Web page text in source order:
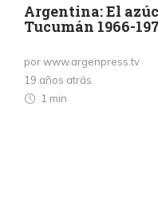
Argentina: El
Tucumán 1966-
por www.argenpress.tv
19 años atrás
1 min